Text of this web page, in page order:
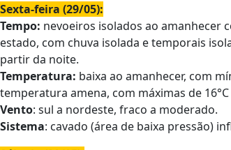
Sexta-feira (29/05):
Tempo: nevoeiros isolados ao amanhecer
estado, com chuva isolada e temporais
partir da noite.
Temperatura: baixa ao amanhecer, com
temperatura amena, com máximas de 16°C
Vento: sul a nordeste, fraco a moderado.
Sistema: cavado (área de baixa pressão)